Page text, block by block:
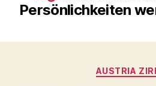
Persönlichkeiten
AUSTRIA